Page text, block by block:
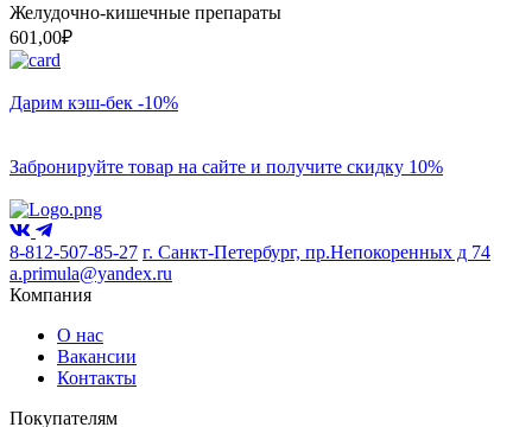
Желудочно-кишечные препараты
601,00₽
Дарим кэш-бек -10%
Забронируйте товар на сайте и получите скидку 10%
8-812-507-85-27 г. Санкт-Петербург, пр.Непокоренных д 74
a.primula@yandex.ru
Компания
О нас
Вакансии
Контакты
Покупателям